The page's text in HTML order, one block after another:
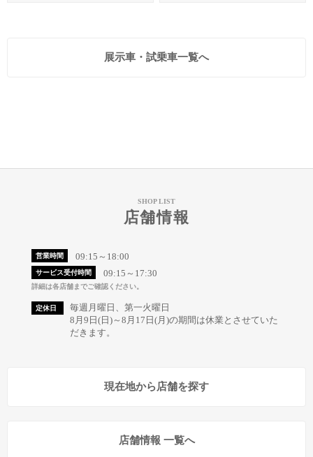
展示車・試乗車一覧へ
SHOP LIST
店舗情報
営業時間 09:15～18:00
サービス受付時間 09:15～17:30
詳細は各店舗までご確認ください。
定休日
毎週月曜日、第一火曜日
8月9日(日)～8月17日(月)の期間は休業とさせていた
だきます。
現在地から店舗を探す
店舗情報 一覧へ